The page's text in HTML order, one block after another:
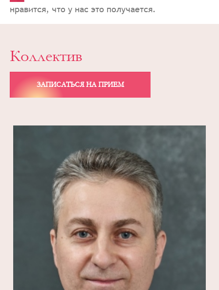
нравится, что у нас это получается.
Коллектив
ЗАПИСАТЬСЯ НА ПРИЕМ